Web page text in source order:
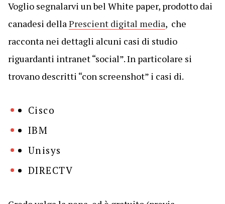
Voglio segnalarvi un bel White paper, prodotto dai
canadesi dellaPrescient digital media, che
racconta nei dettagli alcuni casi di studio
riguardanti intranet “social”. In particolare si
trovano descritti “con screenshot” i casi di.
Cisco
IBM
Unisys
DIRECTV